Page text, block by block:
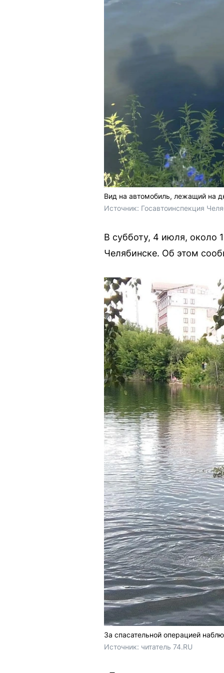
Вид на автомобиль, лежащий на
Источник: Госавтоинспекция
В субботу, 4 июля, около
Челябинске. Об этом
За спасательной операцией
Источник: читатель 74.RU